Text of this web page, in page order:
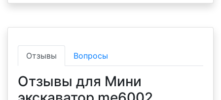
Отзывы Вопросы
Отзывы для Мини